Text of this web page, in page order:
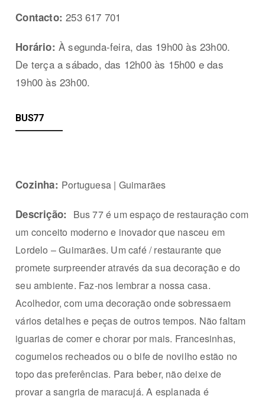
Contacto: 253 617 701
Horário: À segunda-feira, das 19h00 às 23h00.
De terça a sábado, das 12h00 às 15h00 e das
19h00 às 23h00.
BUS77
Cozinha: Portuguesa | Guimarães
Descrição: Bus 77 é um espaço de restauração com
um conceito moderno e inovador que nasceu em
Lordelo – Guimarães. Um café / restaurante que
promete surpreender através da sua decoração e do
seu ambiente. Faz-nos lembrar a nossa casa.
Acolhedor, com uma decoração onde sobressaem
vários detalhes e peças de outros tempos. Não faltam
iguarias de comer e chorar por mais. Francesinhas,
cogumelos recheados ou o bife de novilho estão no
topo das preferências. Para beber, não deixe de
provar a sangria de maracujá. A esplanada é